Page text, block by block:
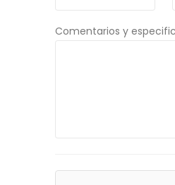
Comentarios y